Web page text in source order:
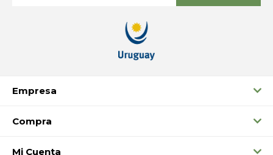
Empresa
Compra
Mi Cuenta